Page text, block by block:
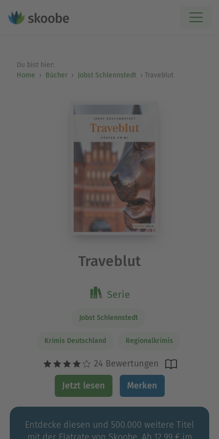
Du bist hier:
Home
Bücher Jobst Schlennstedt Traveblut
Traveblut
Serie
Jobst Schlennstedt
Krimis Deutschland Regionalkrimis
24 Bewertungen
Jetzt lesen Merken
Entdecke diesen und 500.000 weitere Titel
mit der Flatrate von Skoobe. Ab 12,99 € im